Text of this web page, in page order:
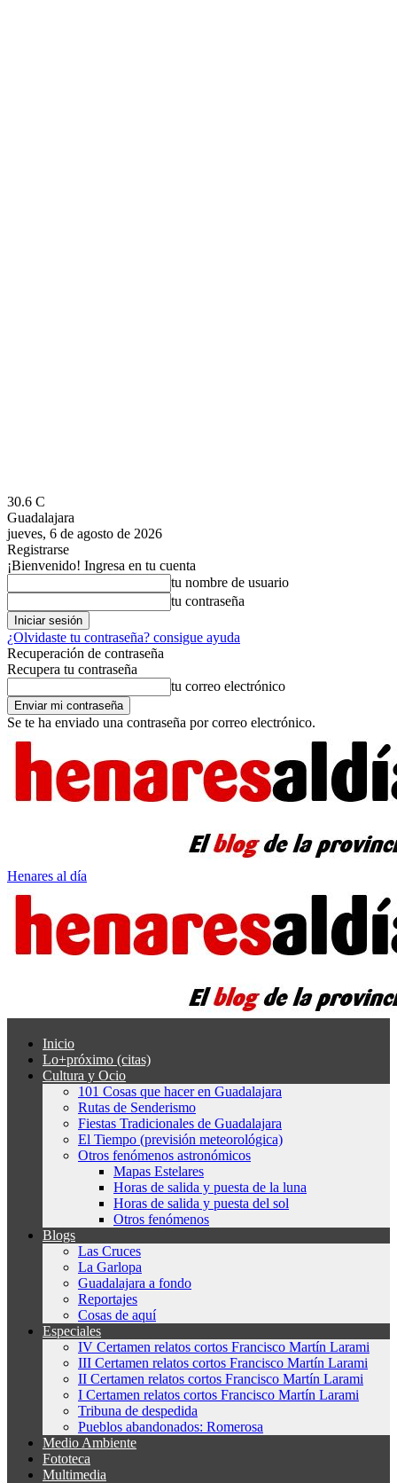
30.6 C
Guadalajara
jueves, 6 de agosto de 2026
Registrarse
¡Bienvenido! Ingresa en tu cuenta
tu nombre de usuario
tu contraseña
¿Olvidaste tu contraseña? consigue ayuda
Recuperación de contraseña
Recupera tu contraseña
tu correo electrónico
Se te ha enviado una contraseña por correo electrónico.
Henares al día
Inicio
Lo+próximo (citas)
Cultura y Ocio
101 Cosas que hacer en Guadalajara
Rutas de Senderismo
Fiestas Tradicionales de Guadalajara
El Tiempo (previsión meteorológica)
Otros fenómenos astronómicos
Mapas Estelares
Horas de salida y puesta de la luna
Horas de salida y puesta del sol
Otros fenómenos
Blogs
Las Cruces
La Garlopa
Guadalajara a fondo
Reportajes
Cosas de aquí
Especiales
IV Certamen relatos cortos Francisco Martín Larami
III Certamen relatos cortos Francisco Martín Larami
II Certamen relatos cortos Francisco Martín Larami
I Certamen relatos cortos Francisco Martín Larami
Tribuna de despedida
Pueblos abandonados: Romerosa
Medio Ambiente
Fototeca
Multimedia